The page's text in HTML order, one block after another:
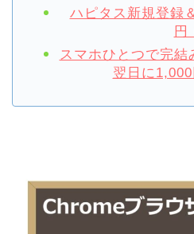
ハピタス新規登録
円
スマホひとつで完
翌日に1,000